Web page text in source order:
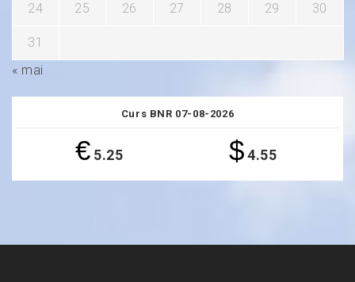
24 25 26 27 28 29 30
31
« mai
Curs BNR 07-08-2026
€ 5.25 $4.55